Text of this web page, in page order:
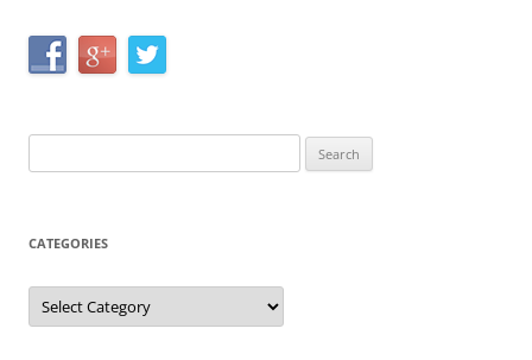
for:
CATEGORIES
Categories